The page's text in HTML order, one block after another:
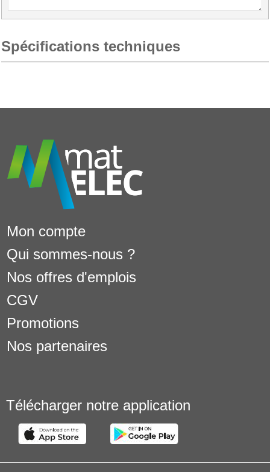
Spécifications techniques
Mon compte
Qui sommes-nous ?
Nos offres d'emplois
CGV
Promotions
Nos partenaires
Télécharger notre application